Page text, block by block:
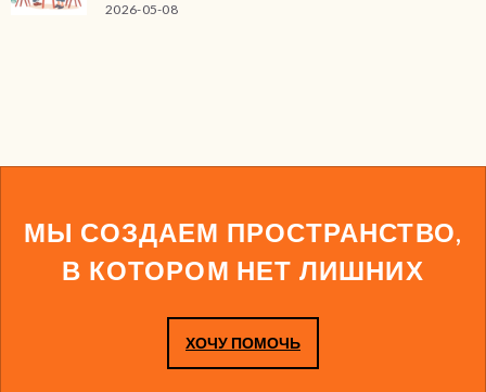
2026-05-08
МЫ СОЗДАЕМ ПРОСТРАНСТВО,
В КОТОРОМ НЕТ ЛИШНИХ
ХОЧУ ПОМОЧЬ